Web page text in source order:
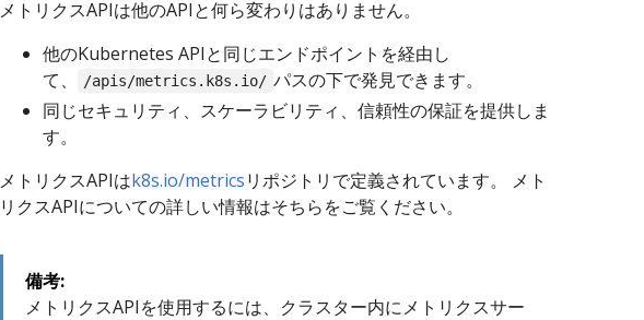
メトリクスAPIは他のAPIと何ら変わりはありません。
他のKubernetes APIと同じエンドポイントを経由し
て、
/apis/metrics.k8s.io/ パスの下で発見できます。
同じセキュリティ、スケーラビリティ、信頼性の保証を提供しま
す。
メトリクスAPIはk8s.io/metricsリポジトリで定義されています。 メト
リクスAPIについての詳しい情報はそちらをご覧ください。
備考:
メトリクスAPIを使用するには、クラスター内にメトリクスサー